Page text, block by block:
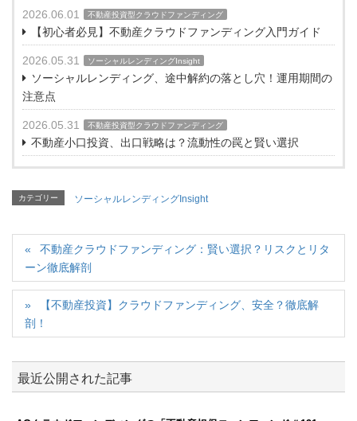
2026.06.01 不動産投資型クラウドファンディング
【初心者必見】不動産クラウドファンディング入門ガイド
2026.05.31 ソーシャルレンディングInsight
ソーシャルレンディング、途中解約の落とし穴！運用期間の
注意点
2026.05.31 不動産投資型クラウドファンディング
不動産小口投資、出口戦略は？流動性の罠と賢い選択
カテゴリー ソーシャルレンディングInsight
不動産クラウドファンディング：賢い選択？リスクとリタ
ーン徹底解剖
【不動産投資】クラウドファンディング、安全？徹底解
剖！
最近公開された記事